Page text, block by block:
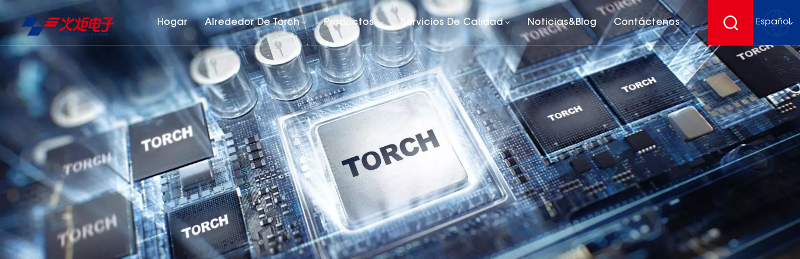
Hogar Alrededor De Torch Productos Servicios De Calidad Noticias&Blog Contáctenos Español
English
français
Deutsch
español